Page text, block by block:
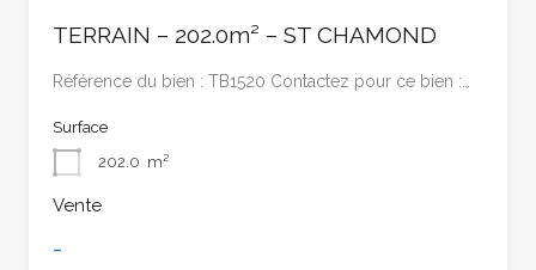
TERRAIN – 202.0m² – ST CHAMOND
Référence du bien : TB1520 Contactez pour ce bien :…
Surface
202.0 m²
Vente
-